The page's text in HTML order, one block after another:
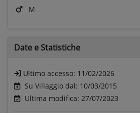
M
Date e Statistiche
Ultimo accesso: 11/02/2026
Su Villaggio dal: 10/03/2015
Ultima modifica: 27/07/2023